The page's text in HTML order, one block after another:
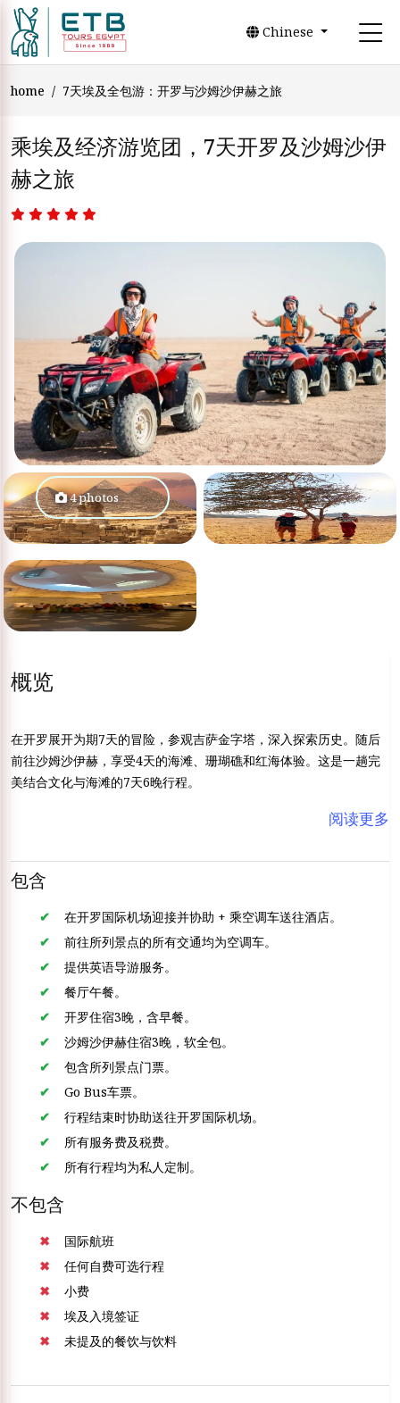
Chinese
home 7天埃及全包游：开罗与沙姆沙伊赫之旅
乘埃及经济游览团，7天开罗及沙姆沙伊
赫之旅
4 photos
概览
在开罗展开为期7天的冒险，参观吉萨金字塔，深入探索历史。随后
前往沙姆沙伊赫，享受4天的海滩、珊瑚礁和红海体验。这是一趟完
美结合文化与海滩的7天6晚行程。
阅读更多
包含
在开罗国际机场迎接并协助 + 乘空调车送往酒店。
前往所列景点的所有交通均为空调车。
提供英语导游服务。
餐厅午餐。
开罗住宿3晚，含早餐。
沙姆沙伊赫住宿3晚，软全包。
包含所列景点门票。
Go Bus车票。
行程结束时协助送往开罗国际机场。
所有服务费及税费。
所有行程均为私人定制。
不包含
国际航班
任何自费可选行程
小费
埃及入境签证
未提及的餐饮与饮料